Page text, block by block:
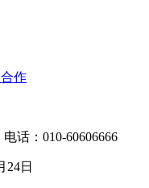
作
话：010-60606666
24日